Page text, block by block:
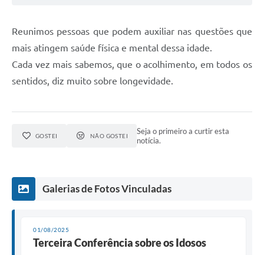
Reunimos pessoas que podem auxiliar nas questões que
mais atingem saúde física e mental dessa idade.
Cada vez mais sabemos, que o acolhimento, em todos os
sentidos, diz muito sobre longevidade.
GOSTEI NÃO GOSTEI
Seja o primeiro a curtir esta
notícia.
Galerias de Fotos Vinculadas
01/08/2025
Terceira Conferência sobre os Idosos